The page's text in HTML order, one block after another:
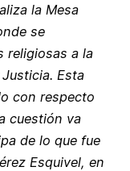
la Mesa
se
religiosas a la
Esta
con respecto
cuestión va
de lo que fue
Esquivel, en